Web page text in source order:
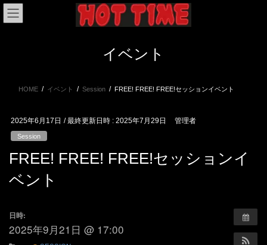
コ
ン
ナ
ビ
イベント
HOME イベント Session FREE! FREE! FREE!セッションイベント
2025年6月17日 / 最終更新日時 : 2025年7月29日 管理者
Session
FREE! FREE! FREE!セッションイ
ベント
日時:
2025年9月21日 @ 17:00